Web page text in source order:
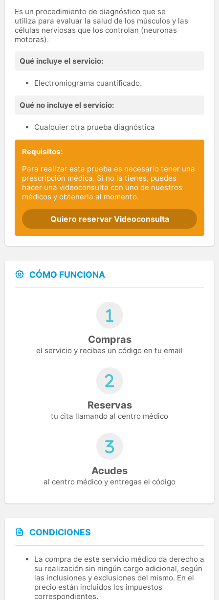
Es un procedimiento de diagnóstico que se
utiliza para evaluar la salud de los músculos y las
células nerviosas que los controlan (neuronas
motoras).
Qué incluye el servicio:
Electromiograma cuantificado.
Qué no incluye el servicio:
Cualquier otra prueba diagnóstica
Requisitos:
Para realizar esta prueba es necesario tener una
prescripción médica. Si no la tienes, puedes
hacer una videoconsulta con uno de nuestros
médicos y obtenerla al momento.
Quiero reservar Videoconsulta
CÓMO FUNCIONA
Compras
el servicio y recibes un código en tu email
Reservas
tu cita llamando al centro médico
Acudes
al centro médico y entregas el código
CONDICIONES
La compra de este servicio médico da derecho a
su realización sin ningún cargo adicional, según
las inclusiones y exclusiones del mismo. En el
precio están incluidos los impuestos
correspondientes.